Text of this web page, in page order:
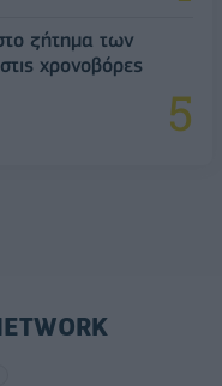
ζήτημα των
χρονοβόρες